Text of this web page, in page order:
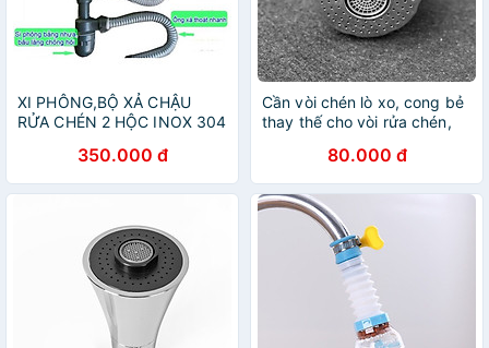
XI PHÔNG,BỘ XẢ CHẬU
RỬA CHÉN 2 HỘC INOX 304
350.000 đ
Cần vòi chén lò xo, cong bẻ
thay thế cho vòi rửa chén,
80.000 đ